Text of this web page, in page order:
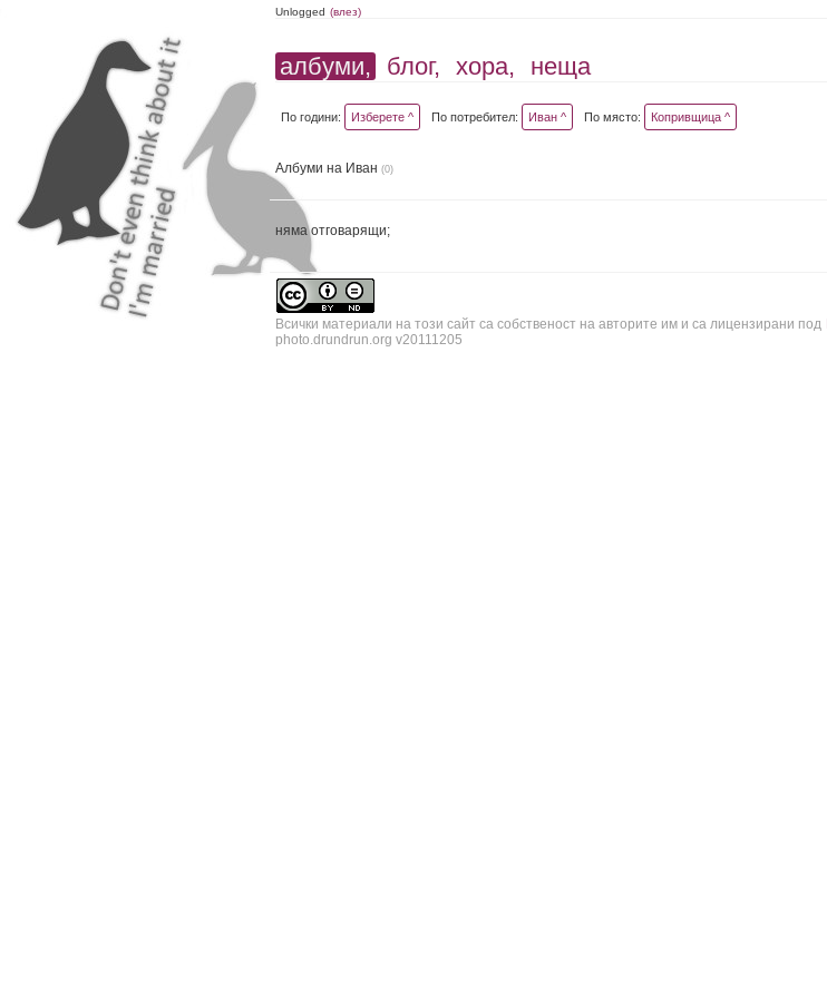
Unlogged (влез)
албуми, блог, хора, неща
По години: Изберете ^ По потребител: Иван ^ По място: Копривщица ^
Албуми на Иван (0)
няма отговарящи;
Всички материали на този сайт са собственост на авторите им и са лицензирани под
photo.drundrun.org v20111205